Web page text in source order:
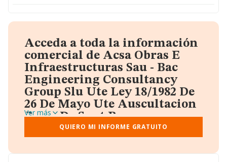
Acceda a toda la información
comercial de Acsa Obras E
Infraestructuras Sau - Bac
Engineering Consultancy
Group Slu Ute Ley 18/1982 De
26 De Mayo Ute Auscultacion
Presa De Sant Ponç
A través del informe gratuito que te proporcionamos
desde Einforma, donde vas a encontrar:
Ver más
QUIERO MI INFORME GRATUITO